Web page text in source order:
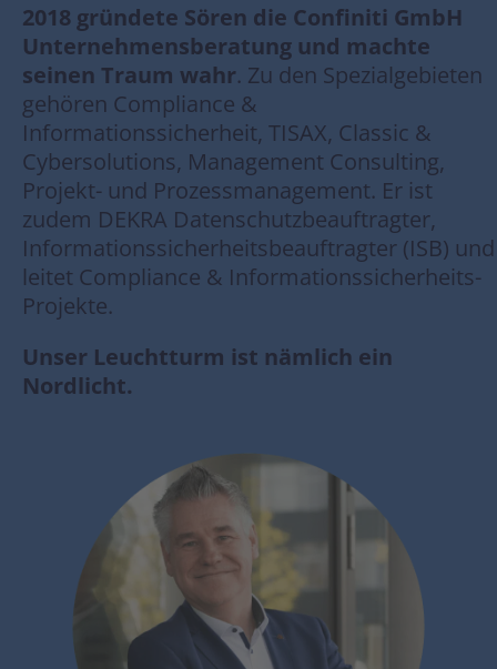
2018 gründete Sören die Confiniti GmbH
Unternehmensberatung und machte
seinen Traum wahr. Zu den Spezialgebieten
gehören Compliance &
Informationssicherheit, TISAX, Classic &
Cybersolutions, Management Consulting,
Projekt- und Prozessmanagement. Er ist
zudem DEKRA Datenschutzbeauftragter,
Informationssicherheitsbeauftragter (ISB) und
leitet Compliance & Informationssicherheits-
Projekte.
Unser Leuchtturm ist nämlich ein
Nordlicht.